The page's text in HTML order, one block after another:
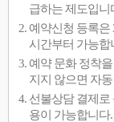
급하는 제도입니
예약신청 등록은
시간부터 가능합
예약 문화 정착
지지 않으면 자
선불상담 결제로
용이 가능합니다.